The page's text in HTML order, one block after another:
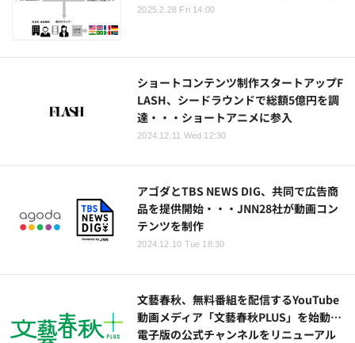
2025.2.28 Fri 14:00
ショートコンテンツ制作スタートアップF
LASH、シードラウンドで総額5億円を調
達・・・ショートアニメに参入
2024.12.11 Wed 12:30
アゴダとTBS NEWS DIG、共同で広告商
品を提供開始・・・JNN28社が動画コン
テンツを制作
2024.12.10 Tue 18:30
文藝春秋、無料番組を配信するYouTube
動画メディア「文藝春秋PLUS」を始動…
電子版の公式チャンネルをリニューアル